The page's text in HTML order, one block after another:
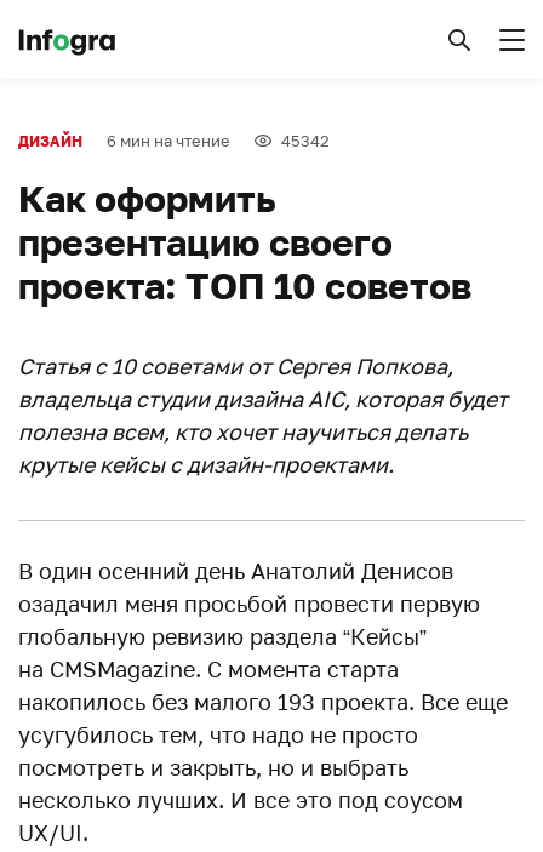
ДИЗАЙН 6 мин на чтение 45342
Как оформить
презентацию своего
проекта: ТОП 10 советов
Статья с 10 советами от Сергея Попкова,
владельца студии дизайна AIC, которая будет
полезна всем, кто хочет научиться делать
крутые кейсы с дизайн-проектами.
В один осенний день Анатолий Денисов
озадачил меня просьбой провести первую
глобальную ревизию раздела “Кейсы”
на CMSMagazine. С момента старта
накопилось без малого 193 проекта. Все еще
усугубилось тем, что надо не просто
посмотреть и закрыть, но и выбрать
несколько лучших. И все это под соусом
UX/UI.